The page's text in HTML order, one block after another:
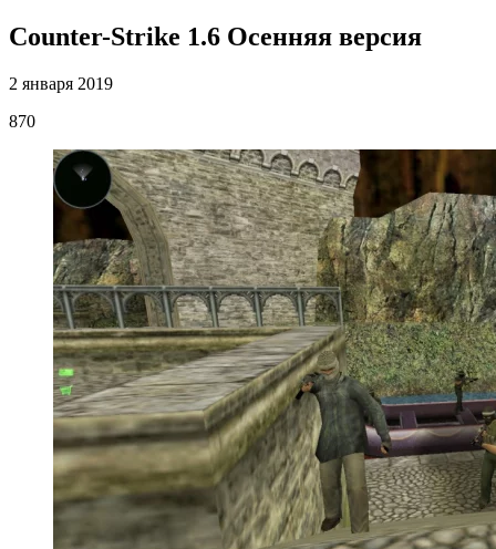
Counter-Strike 1.6 Осенняя версия
2 января 2019
870